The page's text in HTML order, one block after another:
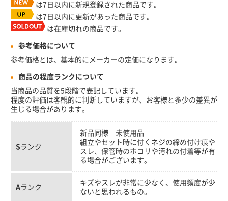
は7日以内に新規登録された商品です。
は7日以内に更新があった商品です。
は在庫切れの商品です。
参考価格について
参考価格とは、基本的にメーカーの定価になります。
商品の程度ランクについて
当商品の品質を5段階で表記しています。
程度の評価は客観的に判断していますが、お客様と多少の差異が
生じる場合があります。
Sランク
新品同様 未使用品
組立やセット時に付くネジの締め付け痕や
スレ、保管時のホコリや汚れの付着等が有
る場合がございます。
A ランク
キズやスレが非常に少なく、使用頻度が少
ないと思われるもの。